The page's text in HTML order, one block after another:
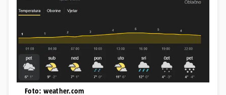
Foto: weather.com